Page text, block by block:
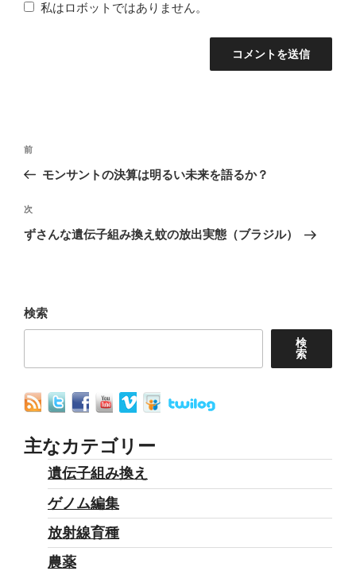
私はロボットではありません。
投
稿
ビ
ゲ
ョ
前
の
稿
前
モンサントの決算は明るい未来を語るか？
次
の
次
ずさんな遺伝子組み換え蚊の放出実態（ブラジル）
検索
検
索
主なカテゴリー
遺伝子組み換え
ゲノム編集
放射線育種
農薬